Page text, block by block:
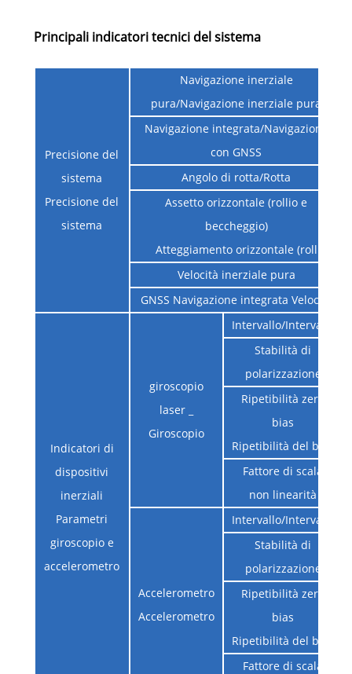
Principali indicatori tecnici del sistema
Precisione del
sistema
Precisione del
sistema
Navigazione inerziale
pura/Navigazione inerziale pura
Navigazione integrata/Navigazione
con GNSS
Angolo di rotta/Rotta
Assetto orizzontale (rollio e
beccheggio)
Atteggiamento orizzontale (roll
Velocità inerziale pura
GNSS Navigazione integrata Velocità
Indicatori di
dispositivi
inerziali
Parametri
giroscopio e
accelerometro
giroscopio
laser _
Giroscopio
Intervallo/Intervallo
Stabilità di
polarizzazione
Ripetibilità zero
bias
Ripetibilità del bias
Fattore di scala
non linearità
Accelerometro
Accelerometro
Intervallo/Intervallo
Stabilità di
polarizzazione
Ripetibilità zero
bias
Ripetibilità del bias
Fattore di scala